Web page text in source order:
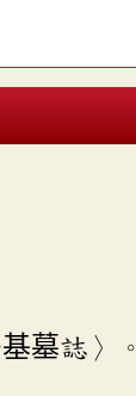
墓誌〉。